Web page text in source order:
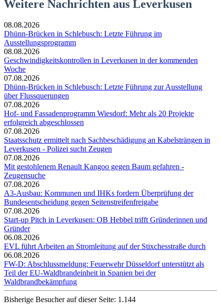
Weitere Nachrichten aus Leverkusen
08.08.2026
Dhünn-Brücken in Schlebusch: Letzte Führung im
Ausstellungsprogramm
08.08.2026
Geschwindigkeitskontrollen in Leverkusen in der kommenden
Woche
07.08.2026
Dhünn-Brücken in Schlebusch: Letzte Führung zur Ausstellung
über Flussquerungen
07.08.2026
Hof- und Fassadenprogramm Wiesdorf: Mehr als 20 Projekte
erfolgreich abgeschlossen
07.08.2026
Staatsschutz ermittelt nach Sachbeschädigung an Kabelsträngen in
Leverkusen - Polizei sucht Zeugen
07.08.2026
Mit gestohlenem Renault Kangoo gegen Baum gefahren -
Zeugensuche
07.08.2026
A3-Ausbau: Kommunen und IHKs fordern Überprüfung der
Bundesentscheidung gegen Seitenstreifenfreigabe
07.08.2026
Start-up Pitch in Leverkusen: OB Hebbel trifft Gründerinnen und
Gründer
06.08.2026
EVL führt Arbeiten an Stromleitung auf der Stixchesstraße durch
06.08.2026
FW-D: Abschlussmeldung: Feuerwehr Düsseldorf unterstützt als
Teil der EU-Waldbrandeinheit in Spanien bei der
Waldbrandbekämpfung
Bisherige Besucher auf dieser Seite: 1.144